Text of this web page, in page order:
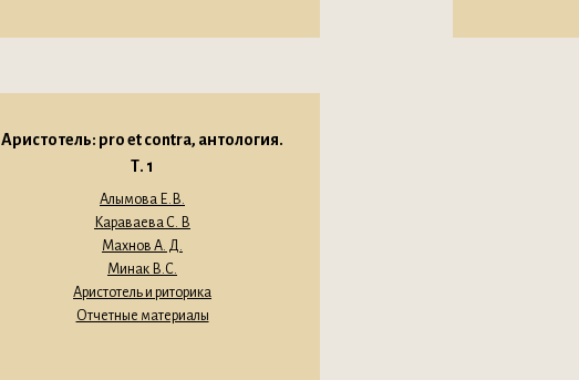
Аристотель: pro et contra, антология.
Т. 1
Алымова Е.В.
Караваева С. В
Махнов А. Д.
Минак В.С.
Аристотель и риторика
Отчетные материалы